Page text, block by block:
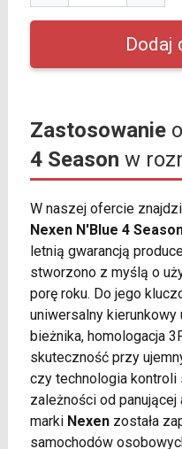
Zastosowanie
4 Season w
W naszej ofercie
Nexen N'Blue 4
letnią gwarancją
stworzono z myślą o
porę roku. Do jego
uniwersalny kierunkowy
bieżnika, homologacja
skuteczność przy
czy technologia
zależności od panującej
marki Nexenzostała
samochodów